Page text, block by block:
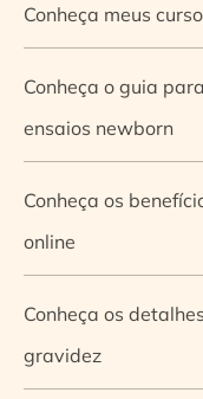
Conheça meus
Conheça o guia
ensaios newborn
Conheça os
online
Conheça os
gravidez